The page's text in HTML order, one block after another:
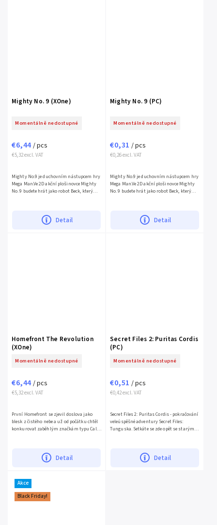
Mighty No. 9 (XOne)
Momentálně nedostupné
€5,32 excl. VAT
€6,44/ pcs
Detail
Mighty No.9 je duchovním nástupcem hry
Mega Man.Ve 2D akční plošinovce Mighty
No. 9 budete hrát jako robot Beck, který
Mighty No. 9 (PC)
Momentálně nedostupné
€0,26 excl. VAT
€0,31 / pcs
Detail
Mighty No.9 je duchovním nástupcem hry
Mega Man.Ve 2D akční plošinovce Mighty
No. 9 budete hrát jako robot Beck, který
Homefront The Revolution
(XOne)
Momentálně nedostupné
€5,32 excl. VAT
€6,44/ pcs
Detail
První Homefront se zjevil doslova jako
blesk z čistého nebe a už od počátku chtěl
konkurovat zaběhlým značkám typu Call
Secret Files 2: Puritas Cordis
(PC)
Momentálně nedostupné
€0,42 excl. VAT
€0,51 / pcs
Detail
Secret Files 2: Puritas Cordis - pokračování
veleúspěšné adventury Secret Files:
Tunguska. Setkáte se zde opět se starými
Akce
Black Friday!